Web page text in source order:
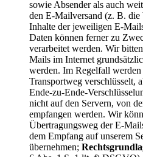
sowie Absender als auch
den E-Mailversand (z. B.
Inhalte der jeweiligen E-
Daten können ferner zu
verarbeitet werden. Wir
Mails im Internet
werden. Im Regelfall
Transportweg verschlüsselt,
Ende-zu-Ende-
nicht auf den Servern, von
empfangen werden. Wir
Übertragungsweg der E-
dem Empfang auf unserem
übernehmen;